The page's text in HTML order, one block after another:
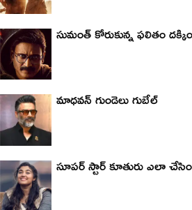
సుమంత్ కోరుకున్న ఫలితం
మాధ‌వ‌న్ గుండెలు గుబేల్‌
సూపర్ స్టార్ కూతురు ఎలా